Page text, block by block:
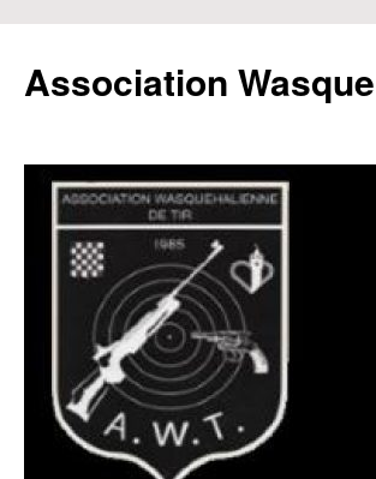
contenu
Association